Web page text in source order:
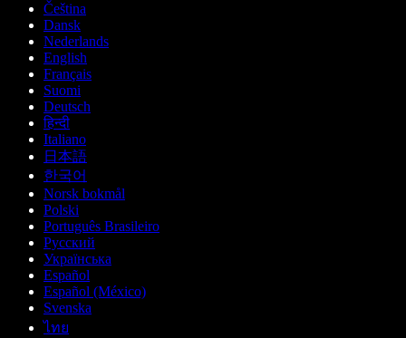
Čeština
Dansk
Nederlands
English
Français
Suomi
Deutsch
हिन्दी
Italiano
日本語
한국어
Norsk bokmål
Polski
Português Brasileiro
Русский
Українська
Español
Español (México)
Svenska
ไทย